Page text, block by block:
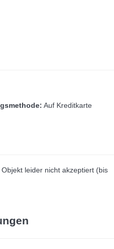
Auf Kreditkarte
leider nicht akzeptiert (bis